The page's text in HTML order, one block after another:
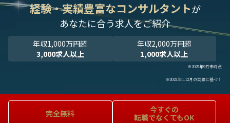
経験・実績豊富なコンサルタントが
あなたに合う求人をご紹介
年収1,000万円超
3,000求人以上
年収2,000万円超
1,000求人以上
※2025年9月末時点
※2024年1-12月の実績に基づく
完全無料
今すぐの
転職でなくてもOK